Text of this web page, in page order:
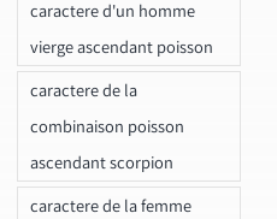
caractere d'un homme
vierge ascendant poisson
caractere de la
combinaison poisson
ascendant scorpion
caractere de la femme